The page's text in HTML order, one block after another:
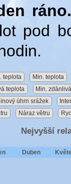
ráno.
pod
teplota
Min. teplota
teplota
Min.
úhrn srážek
Náraz větru
Nejvyšší
Duben